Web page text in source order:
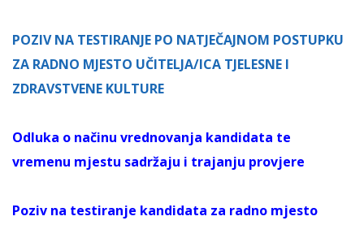
POZIV NA TESTIRANJE PO NATJEČAJNOM POSTUPKU
ZA RADNO MJESTO UČITELJA/ICA TJELESNE I
ZDRAVSTVENE KULTURE
Odluka o načinu vrednovanja kandidata te
vremenu mjestu sadržaju i trajanju provjere
Poziv na testiranje kandidata za radno mjesto